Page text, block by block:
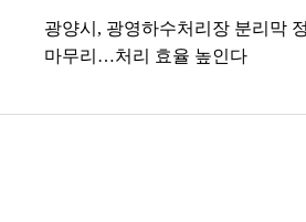
광양시, 광영하수처리장 분리막
마무리…처리 효율 높인다